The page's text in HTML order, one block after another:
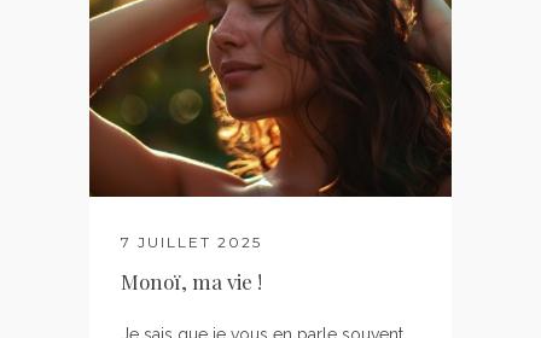
7 JUILLET 2025
Monoï, ma vie !